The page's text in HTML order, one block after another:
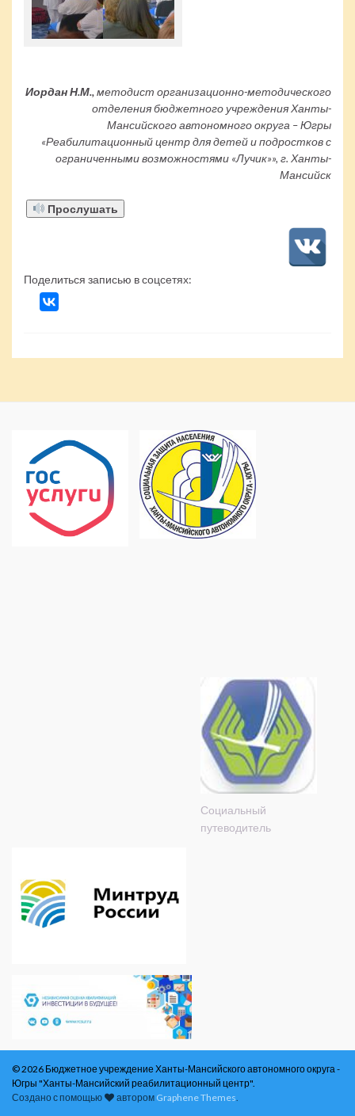
Иордан Н.М.,методист организационно-методического
отделения бюджетного учреждения Ханты-
Мансийского автономного округа – Югры
«Реабилитационный центр для детей и подростков с
ограниченными возможностями «Лучик»», г. Ханты-
Мансийск
Прослушать
Поделиться записью в соцсетях:
Социальный
путеводитель
© 2026 Бюджетное учреждение Ханты-Мансийского автономного округа -
Югры "Ханты-Мансийский реабилитационный центр".
Создано с помощью
автором Graphene Themes